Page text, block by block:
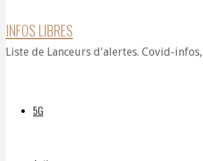
INFOS LIBRES
Liste de Lanceurs d'alertes. Covid-
5G
Technology